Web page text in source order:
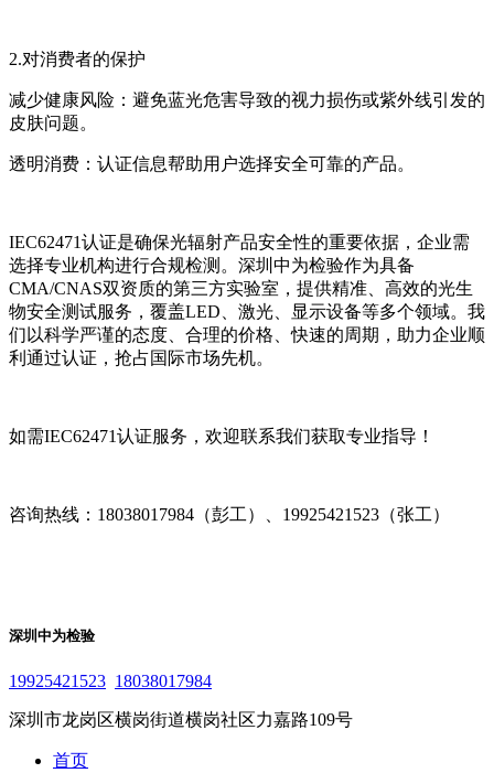
2.对消费者的保护
减少健康风险：避免蓝光危害导致的视力损伤或紫外线引发的
皮肤问题。
透明消费：认证信息帮助用户选择安全可靠的产品。
IEC62471认证是确保光辐射产品安全性的重要依据，企业需
选择专业机构进行合规检测。深圳中为检验作为具备
CMA/CNAS双资质的第三方实验室，提供精准、高效的光生
物安全测试服务，覆盖LED、激光、显示设备等多个领域。我
们以科学严谨的态度、合理的价格、快速的周期，助力企业顺
利通过认证，抢占国际市场先机。
如需IEC62471认证服务，欢迎联系我们获取专业指导！
咨询热线：18038017984（彭工）、19925421523（张工）
深圳中为检验
19925421523 18038017984
深圳市龙岗区横岗街道横岗社区力嘉路109号
首页